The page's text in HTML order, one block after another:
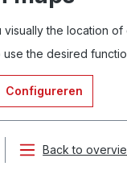
the location of
the desired
Configureren
Back to